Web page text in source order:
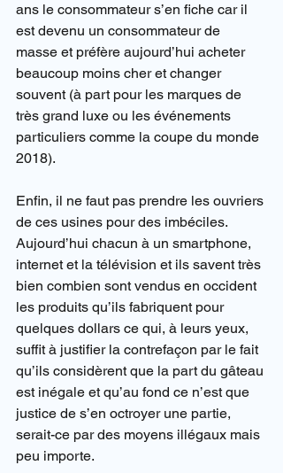
ans le consommateur s’en fiche car il
est devenu un consommateur de
masse et préfère aujourd’hui acheter
beaucoup moins cher et changer
souvent (à part pour les marques de
très grand luxe ou les événements
particuliers comme la coupe du monde
2018).
Enfin, il ne faut pas prendre les ouvriers
de ces usines pour des imbéciles.
Aujourd’hui chacun à un smartphone,
internet et la télévision et ils savent très
bien combien sont vendus en occident
les produits qu’ils fabriquent pour
quelques dollars ce qui, à leurs yeux,
suffit à justifier la contrefaçon par le fait
qu’ils considèrent que la part du gâteau
est inégale et qu’au fond ce n’est que
justice de s’en octroyer une partie,
serait-ce par des moyens illégaux mais
peu importe.